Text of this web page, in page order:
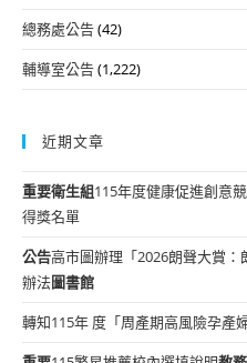
總務處公告(42)
輔導室公告(1,222)
近期文章
重要衛生組115年度健康促進創意
得獎名單
公告高市圖辦理「2026朗聲大賞
辦法圖書館
轉知115年 度「周產期高風險孕產